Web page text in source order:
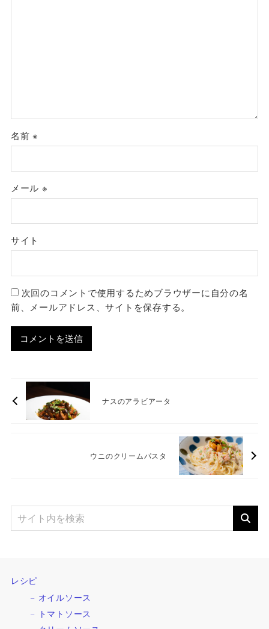
名前※
メール ※
サイト
次回のコメントで使用するためブラウザーに自分の名
前、メールアドレス、サイトを保存する。
ナスのアラビアータ
ウニのクリームパスタ
レシピ
オイルソース
トマトソース